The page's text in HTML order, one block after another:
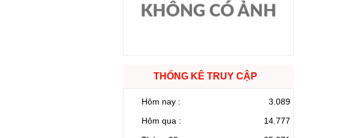
THỐNG KÊ TRUY CẬP
Hôm nay :
3.089
Hôm qua :
14.777